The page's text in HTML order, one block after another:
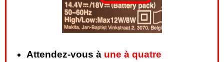
Attendez-vous à une à quatre